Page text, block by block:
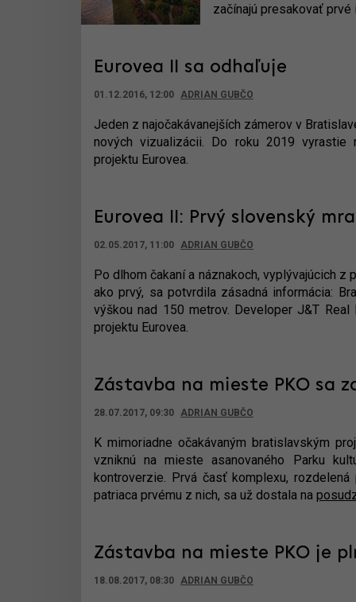
začínajú presakovať prvé
Eurovea II sa odhaľuje
01.12.2016, 12:00 ADRIAN GUBČO
Jeden z najočakávanejších zámerov v
nových vizualizácii. Do roku 2019 vyrastie
projektu Eurovea.
Eurovea II: Prvý slovenský
02.05.2017, 11:00 ADRIAN GUBČO
Po dlhom čakaní a náznakoch, vyplývajúcich
ako prvý, sa potvrdila zásadná informácia:
výškou nad 150 metrov. Developer J&T
projektu Eurovea.
Zástavba na mieste PKO sa
28.07.2017, 09:30 ADRIAN GUBČO
K mimoriadne očakávaným bratislavským
vzniknú na mieste asanovaného Parku
kontroverzie. Prvá časť komplexu,
patriaca prvému z nich, sa už dostala na
Zástavba na mieste PKO je
18.08.2017, 08:30 ADRIAN GUBČO